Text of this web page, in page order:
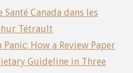
Santé Canada dans les
Tétrault
How a Review Paper
Guideline in Three